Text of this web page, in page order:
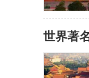
世界著